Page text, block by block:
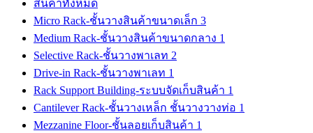
สินค้าทั้งหมด
Micro Rack-ชั้นวางสินค้าขนาดเล็ก 3
Medium Rack-ชั้นวางสินค้าขนาดกลาง 1
Selective Rack-ชั้นวางพาเลท 2
Drive-in Rack-ชั้นวางพาเลท 1
Rack Support Building-ระบบจัดเก็บสินค้า 1
Cantilever Rack-ชั้นวางเหล็ก ชั้นวางวางท่อ 1
Mezzanine Floor-ชั้นลอยเก็บสินค้า 1